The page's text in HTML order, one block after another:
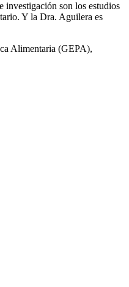
investigación son los estudios
Y la Dra. Aguilera es
Alimentaria (GEPA),